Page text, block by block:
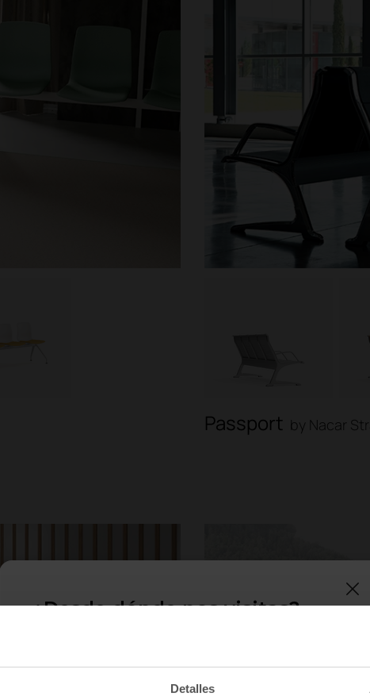
Detalles
Passport by Nacar
¿Desde dónde nos visitas?